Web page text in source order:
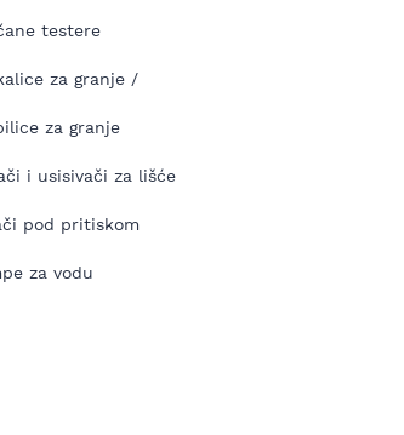
testere
za granje /
za granje
i usisivači za lišće
pod pritiskom
za vodu